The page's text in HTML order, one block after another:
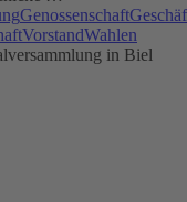
Genossenschaft
VorstandWahlen